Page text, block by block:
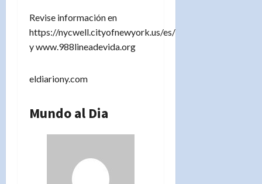
Revise información en
https://nycwell.cityofnewyork.us/es/
y www.988lineadevida.org
eldiariony.com
Mundo al Dia